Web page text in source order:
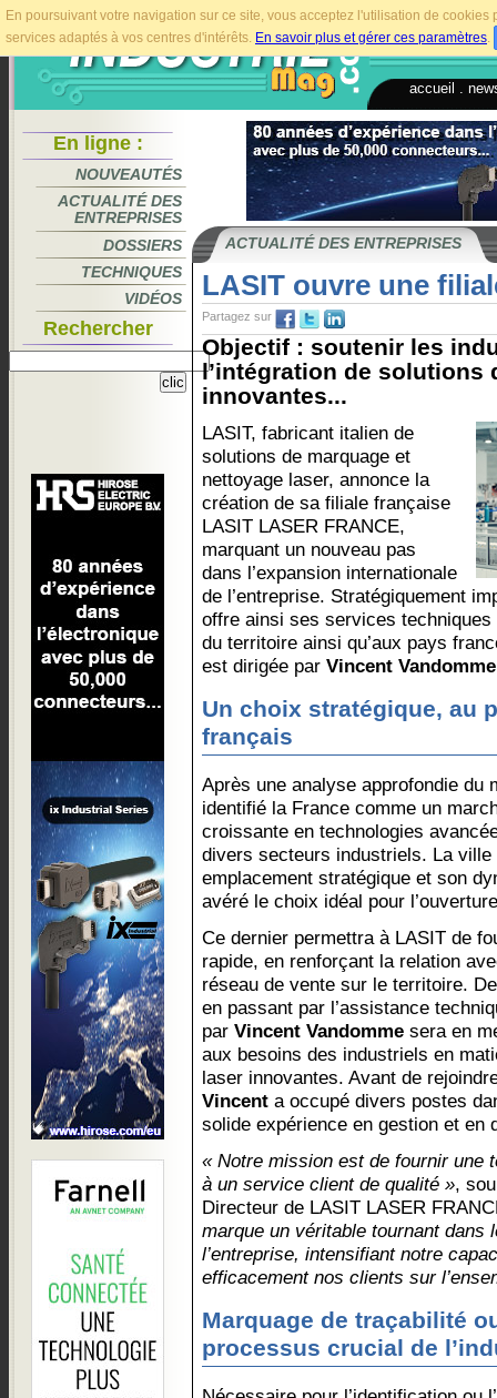
En poursuivant votre navigation sur ce site, vous acceptez l'utilisation de
services adaptés à vos centres d'intérêts. En savoir plus et gérer ces paramètres.
accueil
En ligne :
NOUVEAUTÉS
ACTUALITÉ DES
ENTREPRISES
DOSSIERS
TECHNIQUES
VIDÉOS
Rechercher
ACTUALITÉ DES ENTREPRISES
LASIT ouvre une
Partagez sur
Objectif : soutenir les
l’intégration de solutions
innovantes...
LASIT, fabricant italien de
solutions de marquage et
nettoyage laser, annonce la
création de sa filiale française
LASIT LASER FRANCE,
marquant un nouveau pas
dans l’expansion internationale
de l’entreprise. Stratégiquement
offre ainsi ses services techniques
du territoire ainsi qu’aux pays
est dirigée par Vincent Vandomme
Un choix stratégique, au
français
Après une analyse approfondie du
identifié la France comme un
croissante en technologies
divers secteurs industriels. La ville
emplacement stratégique et son
avéré le choix idéal pour
Ce dernier permettra à LASIT de
rapide, en renforçant la relation
réseau de vente sur le territoire.
en passant par l’assistance
par Vincent Vandomme sera en
aux besoins des industriels en
laser innovantes. Avant de
Vincent a occupé divers postes
solide expérience en gestion et en
« Notre mission est de fournir une
à un service client de qualité »,
Directeur de LASIT LASER
marque un véritable tournant dans
l’entreprise, intensifiant notre
efficacement nos clients sur
Marquage de traçabilité
processus crucial de